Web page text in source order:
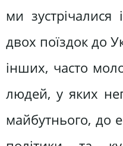
ми
двох поїздок до
інших, часто
людей, у яких
майбутнього, до